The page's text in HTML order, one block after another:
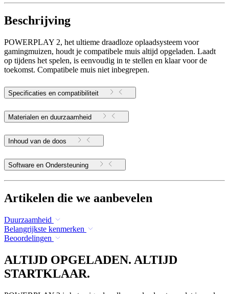
Beschrijving
POWERPLAY 2, het ultieme draadloze oplaadsysteem voor
gamingmuizen, houdt je compatibele muis altijd opgeladen. Laadt
op tijdens het spelen, is eenvoudig in te stellen en klaar voor de
toekomst. Compatibele muis niet inbegrepen.
Specificaties en compatibiliteit
Materialen en duurzaamheid
Inhoud van de doos
Software en Ondersteuning
Artikelen die we aanbevelen
Duurzaamheid
Belangrijkste kenmerken
Beoordelingen
ALTIJD OPGELADEN. ALTIJD
STARTKLAAR.